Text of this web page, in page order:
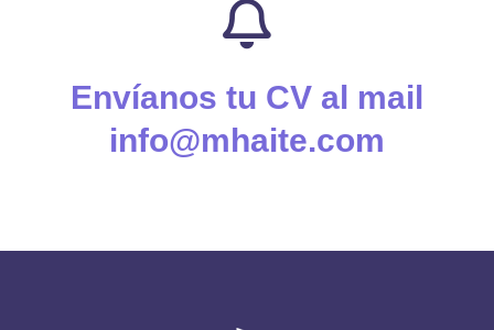
Envíanos tu CV al mail
info@mhaite.com